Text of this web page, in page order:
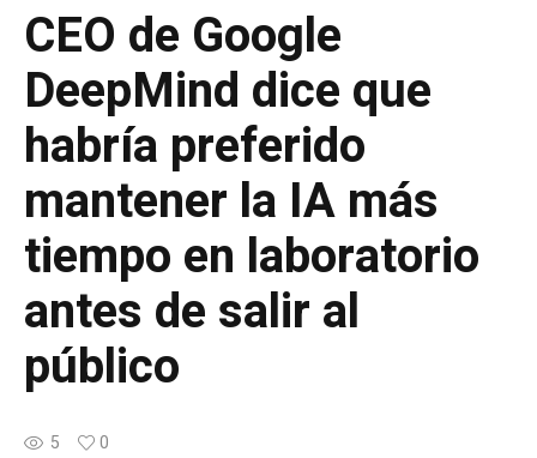
CEO de Google
DeepMind dice que
habría preferido
mantener la IA más
tiempo en laboratorio
antes de salir al
público
5 0